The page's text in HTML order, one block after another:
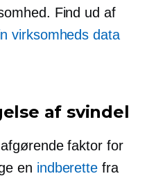
Find ud af
virksomheds data
af svindel
faktor for
en indberettefra